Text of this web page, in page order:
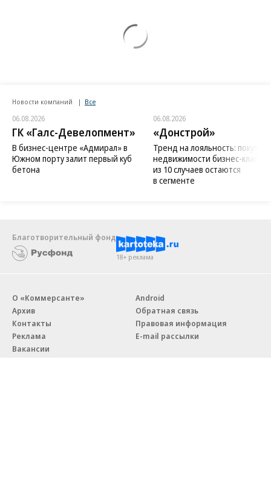
Новости компаний Все
06.08.2026
ГК «Галс-Девелопмент»
В бизнес-центре «Адмирал» в
Южном порту залит первый куб
бетона
06.08.2026
«Донстрой»
Тренд на лояльность:
недвижимости бизнес-класса
из 10 случаев остаются
в сегменте
Благотворительный фонд
18+ реклама
О «Коммерсанте»
Архив
Контакты
Реклама
Вакансии
Android
Обратная связь
Правовая информация
E-mail рассылки